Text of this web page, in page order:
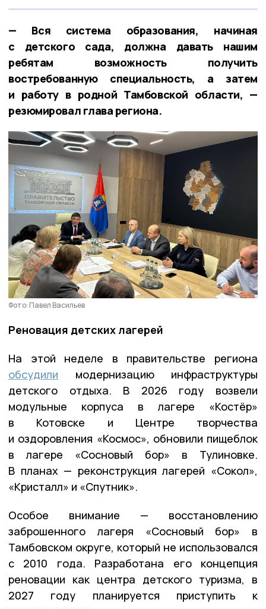
— Вся система образования, начиная
с детского сада, должна давать нашим
ребятам возможность получить
востребованную специальность, а затем
и работу в родной Тамбовской области, —
резюмировал глава региона.
Фото: Павел Васильев
Реновация детских лагерей
На этой неделе в правительстве региона
обсудили модернизацию инфраструктуры
детского отдыха. В 2026 году возвели
модульные корпуса в лагере «Костёр»
в Котовске и Центре творчества
и оздоровления «Космос», обновили пищеблок
в лагере «Сосновый бор» в Тулиновке.
В планах — реконструкция лагерей «Сокол»,
«Кристалл» и «Спутник».
Особое внимание — восстановлению
заброшенного лагеря «Сосновый бор» в
Тамбовском округе, который не использовался
с 2010 года. Разработана его концепция
реновации как центра детского туризма, в
2027 году планируется приступить к